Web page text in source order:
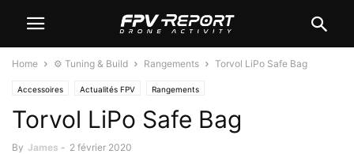
Home ⚙️ Tuning & Build Rangements Torvol LiPo Safe Bag
Accessoires Actualités FPV Rangements
Torvol LiPo Safe Bag
By James - 2 février 2020